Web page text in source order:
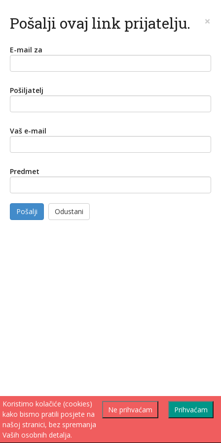
Pošalji ovaj link prijatelju. ×
E-mail za
Pošiljatelj
Vaš e-mail
Predmet
Pošalji Odustani
Prihvaćam
Ne prihvaćam
Koristimo kolačiće (cookies)
kako bismo pratili posjete na
našoj stranici, bez spremanja
Vaših osobnih detalja.